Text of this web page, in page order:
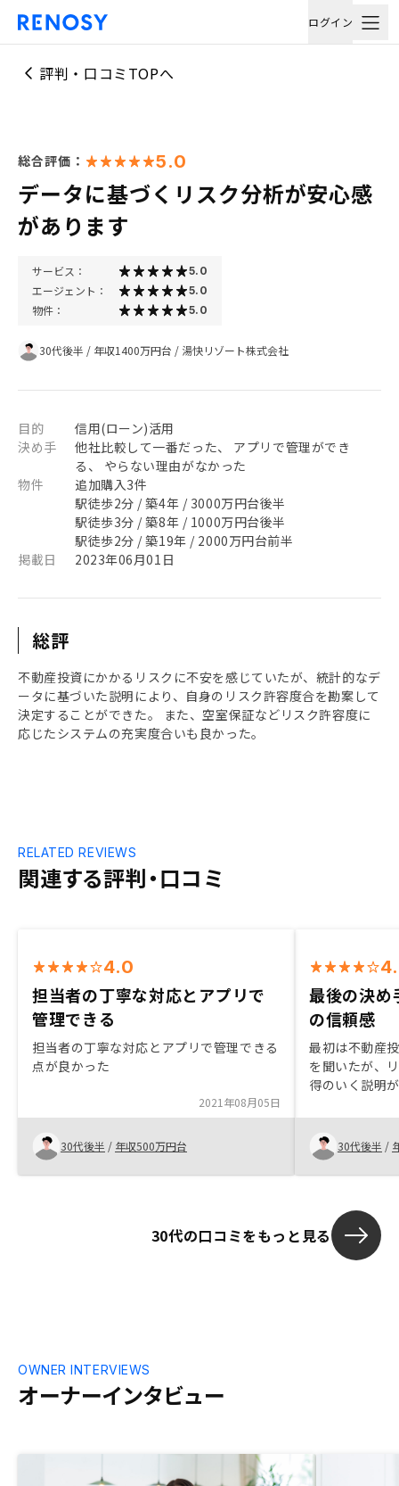
ログイン
評判・口コミTOPへ
総合評価： 5.0
データに基づくリスク分析が安心感
があります
サービス： 5.0
エージェント： 5.0
物件： 5.0
30代後半 / 年収1400万円台 / 湯快リゾート株式会社
目的
信用(ローン)活用
決め手
他社比較して一番だった、 アプリで管理ができ
る、 やらない理由がなかった
物件
追加購入3件
駅徒歩2分 / 築4年 / 3000万円台後半
駅徒歩3分 / 築8年 / 1000万円台後半
駅徒歩2分 / 築19年 / 2000万円台前半
掲載日
2023年06月01日
総評
不動産投資にかかるリスクに不安を感じていたが、統計的なデ
ータに基づいた説明により、自身のリスク許容度合を勘案して
決定することができた。 また、空室保証などリスク許容度に
応じたシステムの充実度合いも良かった。
関連する評判・口コミ
RELATED REVIEWS
4.0
担当者の丁寧な対応とアプリで
管理できる
担当者の丁寧な対応とアプリで管理できる
点が良かった
2021年08月05日
30代後半 / 年収500万円台
最後の決め
の信頼感
最初は不動産
を聞いたが、
得のいく説明
素人質問に対
さり、最後は
で購入を決断
30代後半 /
30代の口コミをもっと見る
オーナーインタビュー
OWNER INTERVIEWS